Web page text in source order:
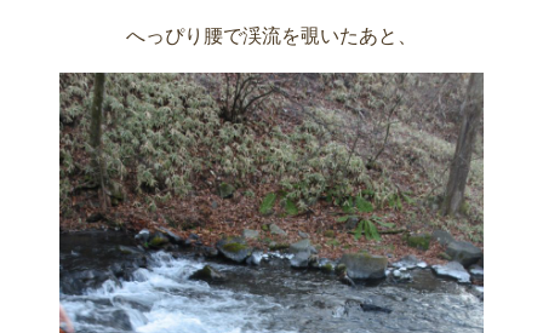
へっぴり腰で渓流を覗いたあと、